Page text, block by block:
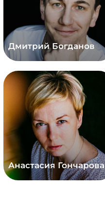
Дмитрий Богданов
Анастасия Гончарова